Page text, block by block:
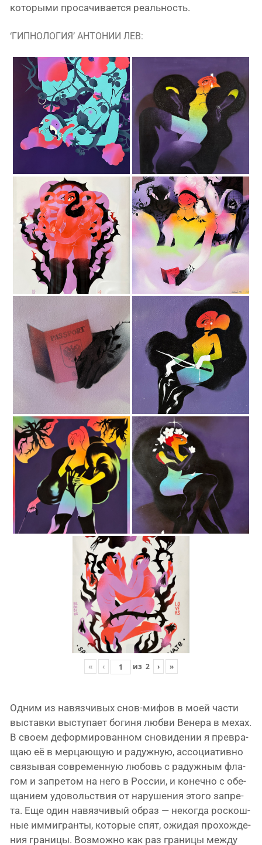
кото­ры­ми про­са­чи­ва­ет­ся реальность.
‘ГИПНОЛОГИЯ’ АНТОНИИ ЛЕВ:
« ‹ из 2 › »
Oдним из нaвяз­чи­выx снов-мифов в моей части
выстав­ки высту­па­ет боги­ня люб­ви Венера в мехах.
В сво­ем дефор­ми­ро­ван­ном сно­ви­де­нии я пре­вра­
щаю её в мер­ца­ю­щую и радуж­ную, ассо­ци­а­тив­но
свя­зы­вая совре­мен­ную любовь с радуж­ным фла­
гом и запре­том на него в России, и конеч­но с обе­
ща­ни­ем удо­воль­ствия от нару­ше­ния это­го запре­
та. Еще один навяз­чи­вый образ — неко­гда рос­кош­
ные имми­гран­ты, кото­рые спят, ожи­дая про­хож­де­
ния гра­ни­цы. Возможно как раз гра­ни­цы меж­ду